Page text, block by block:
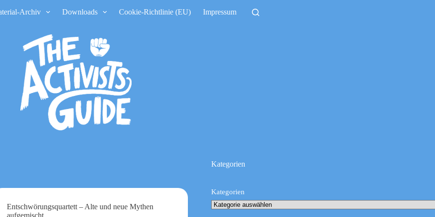
Archiv Downloads Cookie-Richtlinie (EU) Impressum
Entschwörungsquartett – Alte und neue Mythen
aufgemischt
Kategorien
Kategorien